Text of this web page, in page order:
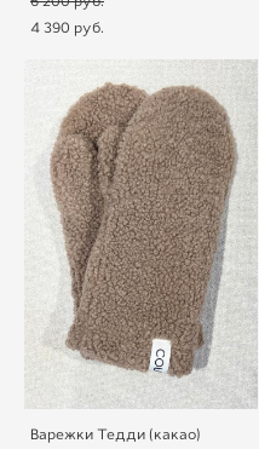
4 390 pуб.
Варежки Тедди (какао)